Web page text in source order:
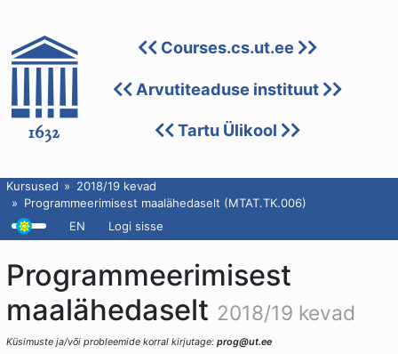
Courses.cs.ut.ee
Arvutiteaduse instituut
Tartu Ülikool
Kursused
2018/19 kevad
Programmeerimisest maalähedaselt (MTAT.TK.006)
EN
Logi sisse
Programmeerimisest
maalähedaselt 2018/19 kevad
Küsimuste ja/või probleemide korral kirjutage: prog@ut.ee